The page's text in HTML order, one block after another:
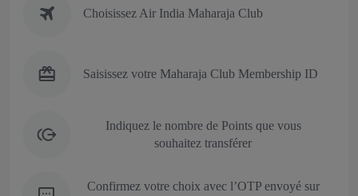
Choisissez Air India Maharaja Club
Saisissez votre Maharaja Club Membership ID
Indiquez le nombre de Points que vous
souhaitez transférer
Confirmez votre choix avec l’OTP envoyé sur